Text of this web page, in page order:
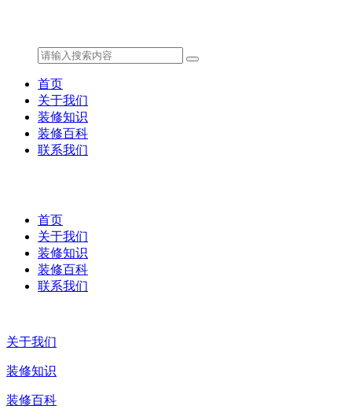
首页
关于我们
装修知识
装修百科
联系我们
首页
关于我们
装修知识
装修百科
联系我们
关于我们
装修知识
装修百科